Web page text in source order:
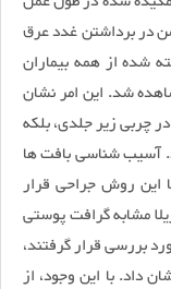
در برداشتن غدد عرق
شده از همه بیماران
شد. این امر نشان
چربی زیر جلدی، بلکه
آسیب شناسی بافت ها
این روش جراحی قرار
مشابه گرافت پوستی
تکنیک مورد بررسی قرار گرفتند،
داد. با این وجود، از